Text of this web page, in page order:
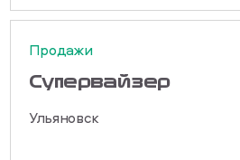
Продажи
Cупервайзер
Ульяновск